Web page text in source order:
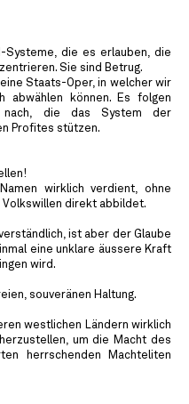
Systeme, die es erlauben, die
Sie sind Betrug.
Staats-Oper, in welcher wir
abwählen können. Es folgen
nach, die das System der
Profites stützen.
wirklich verdient, ohne
Volkswillen direkt abbildet.
ist aber der Glaube
eine unklare äussere Kraft
wird.
souveränen Haltung.
westlichen Ländern wirklich
um die Macht des
herrschenden Machteliten